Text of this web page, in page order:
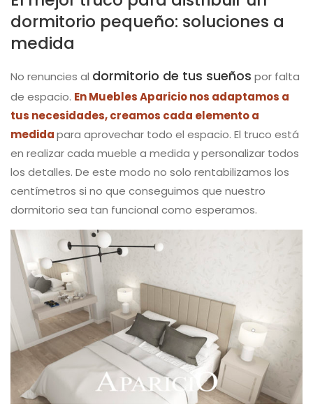
dormitorio pequeño: soluciones a
medida
No renuncies al dormitorio de tus sueños por falta
de espacio. En Muebles Aparicio nos adaptamos a
tus necesidades, creamos cada elemento a
medidapara aprovechar todo el espacio. El truco está
en realizar cada mueble a medida y personalizar todos
los detalles. De este modo no solo rentabilizamos los
centímetros si no que conseguimos que nuestro
dormitorio sea tan funcional como esperamos.